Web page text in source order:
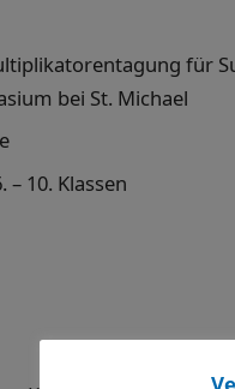
für
bei St. Michael
10. Klassen